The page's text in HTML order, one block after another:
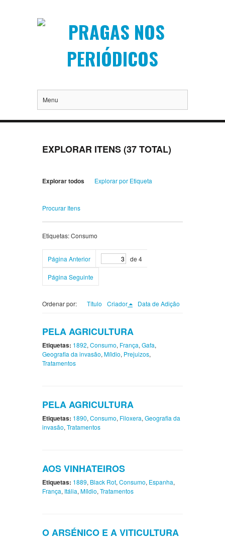
Menu
EXPLORAR ITENS (37 TOTAL)
Explorar todos Explorar por Etiqueta
Procurar Itens
Etiquetas: Consumo
Página Anterior de 4
Página Seguinte
Ordenar por: Título Criador Data de Adição
PELA AGRICULTURA
Etiquetas: 1892, Consumo, França, Gafa,
Geografia da invasão, Míldio, Prejuizos,
Tratamentos
PELA AGRICULTURA
Etiquetas: 1890, Consumo, Filoxera, Geografia da
invasão, Tratamentos
AOS VINHATEIROS
Etiquetas: 1889, Black Rot, Consumo, Espanha,
França, Itália, Míldio, Tratamentos
O ARSÉNICO E A VITICULTURA